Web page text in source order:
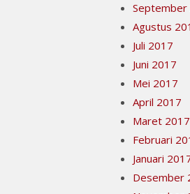
September
Agustus
Juli 2017
Juni 2017
Mei 2017
April 2017
Maret 2017
Februari
Januari
Desember